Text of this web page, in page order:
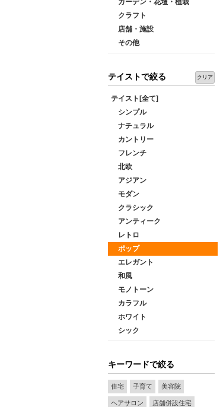
クラフト
店舗・施設
その他
テイストで絞る クリア
テイスト[全て]
シンプル
ナチュラル
カントリー
フレンチ
北欧
アジアン
モダン
クラシック
アンティーク
レトロ
ポップ
エレガント
和風
モノトーン
カラフル
ホワイト
シック
キーワードで絞る
住宅 子育て 美容院
ヘアサロン 店舗併設住宅